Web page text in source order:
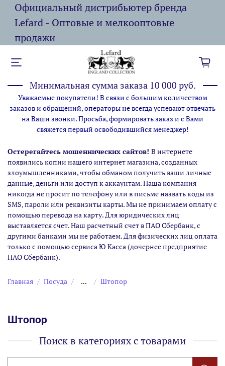
Официальный дистрибьютер бренда
Lefard - Оптовые и мелкооптовые
продажи
Минимальная сумма заказа 10 000 руб.
Уважаемые покупатели! В связи с большим количеством
заказов и обращений, операторы не всегда успевают отвечать
на Ваши звонки. Просьба, формировать заказ и с Вами
свяжется первый освободившийся менеджер!
Остерегайтесь мошеннических сайтов! В интернете
появились копии нашего интернет магазина,созданных
злоумышленниками, чтобы обманом получить ваши личные
данные, деньги или доступ к аккаунтам. Наша компания
никогда не просит по телефону или в письме назвать коды из
SMS, пароли или реквизиты карты. Мы не принимаем оплату с
помощью перевода на карту. Для юридических лиц
выставляется счет. Наш расчетный счет в ПАО Сбербанк, с
другими банками мы не работаем. Для физических лиц оплата
только с помощью сервиса Ю Касса (дочернее предприятие
ПАО Сбербанк).
Главная Посуда ... Штопор
Штопор
Поиск в категориях с товарами